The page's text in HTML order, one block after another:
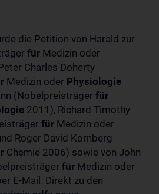
die Petition von Harald zur
für Medizin oder
Charles Doherty
Medizin oder Physiologie
(Nobelpreisträger für
2011), Richard Timothy
für Medizin oder
Roger David Kornberg
Chemie 2006) sowie von John
für Medizin oder
E-Mail. Direkt zu den